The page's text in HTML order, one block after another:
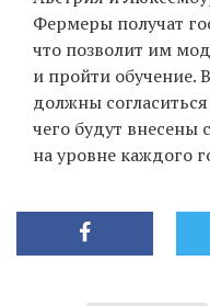
Фермеры получат
что позволит им
и пройти обучение.
должны
чего будут внесены
на уровне каждого